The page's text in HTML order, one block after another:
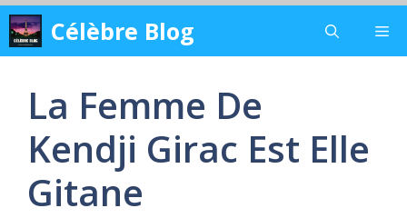
Skip
to
content
Célèbre Blog
La Femme De
Kendji Girac Est Elle
Gitane